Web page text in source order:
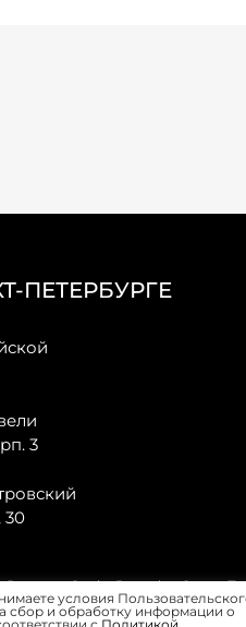
ПЕТЕРБУРГЕ
3
30
Opel и Renault в Санкт-
условия
сбор и обработку информации о